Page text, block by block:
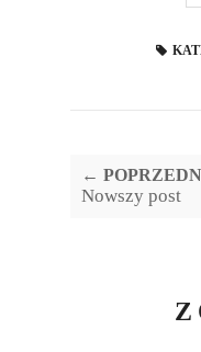
←
Nowszy post